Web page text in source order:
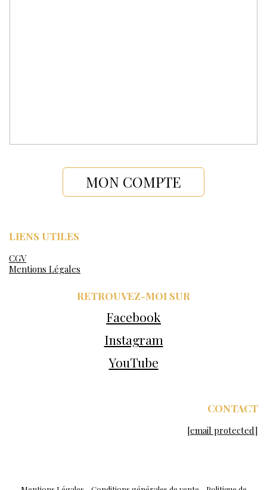
MON COMPTE
LIENS UTILES
CGV
Mentions Légales
RETROUVEZ-MOI SUR
Facebook
Instagram
YouTube
CONTACT
[email protected]